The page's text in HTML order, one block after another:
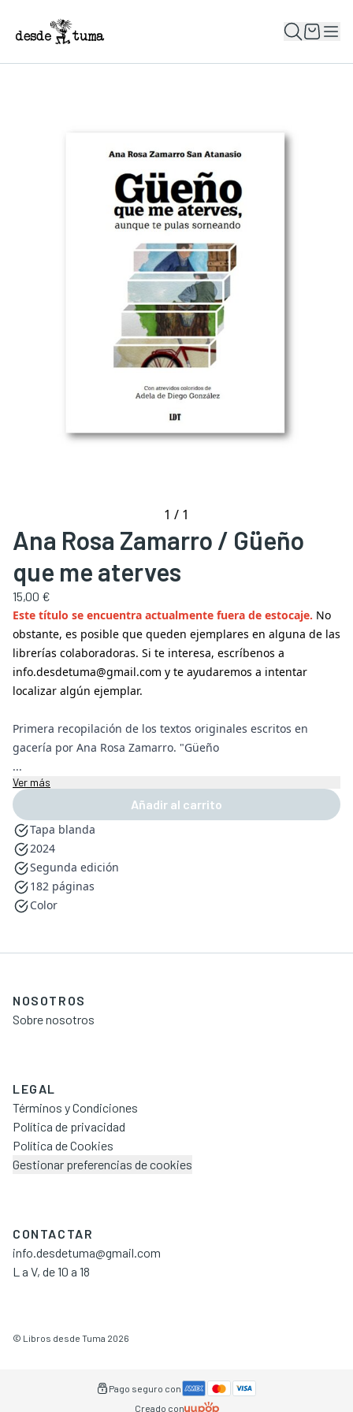
1 / 1
Ana Rosa Zamarro / Güeño
que me aterves
15,00 €
Este título se encuentra actualmente fuera de estocaje. No
obstante, es posible que queden ejemplares en alguna de las
librerías colaboradoras. Si te interesa, escríbenos a
info.desdetuma@gmail.com y te ayudaremos a intentar
localizar algún ejemplar.
Primera recopilación de los textos originales escritos en
gacería por Ana Rosa Zamarro. "Güeño
...
Ver más
Añadir al carrito
Tapa blanda
2024
Segunda edición
182 páginas
Color
NOSOTROS
Sobre nosotros
LEGAL
Términos y Condiciones
Política de privacidad
Política de Cookies
Gestionar preferencias de cookies
CONTACTAR
info.desdetuma@gmail.com
L a V, de 10 a 18
© Libros desde Tuma 2026
Pago seguro con
Creado con